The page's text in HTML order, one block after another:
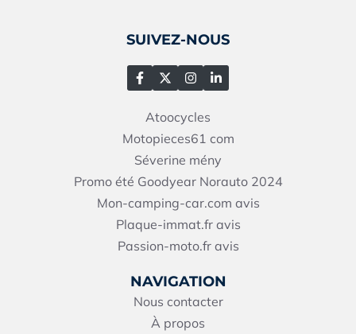
NAVIGATION
Nous contacter
À propos
SUIVEZ-NOUS
Atoocycles
Motopieces61 com
Séverine mény
Promo été Goodyear Norauto 2024
Mon-camping-car.com avis
Plaque-immat.fr avis
Passion-moto.fr avis